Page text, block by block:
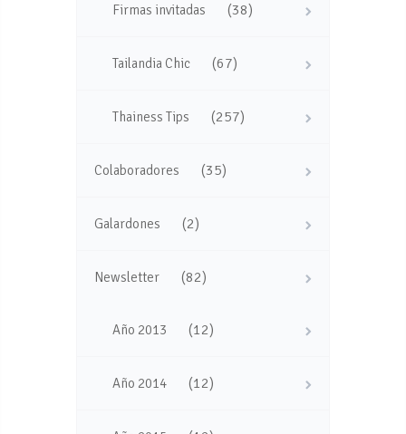
Firmas invitadas (38)
Tailandia Chic (67)
Thainess Tips (257)
Colaboradores (35)
Galardones (2)
Newsletter (82)
Año 2013 (12)
Año 2014 (12)